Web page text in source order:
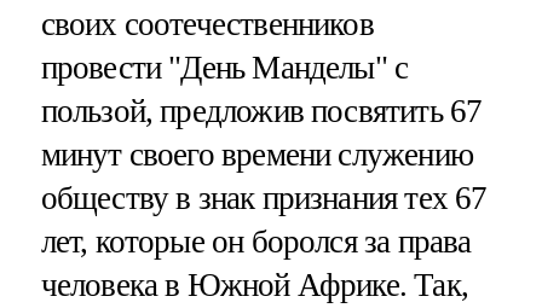
своих соотечественников
провести "День Манделы" с
пользой, предложив посвятить 67
минут своего времени служению
обществу в знак признания тех 67
лет, которые он боролся за права
человека в Южной Африке. Так,